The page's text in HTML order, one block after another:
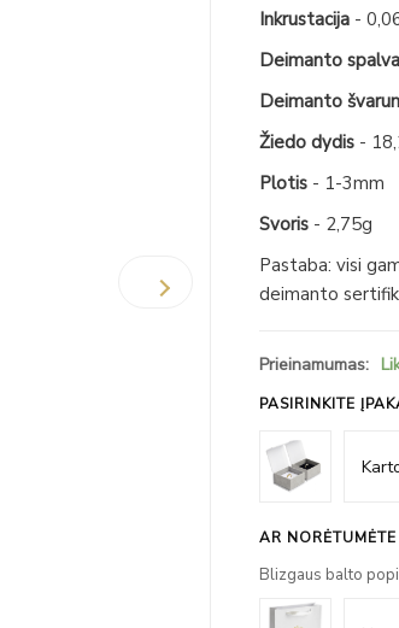
Inkrustacija -
Deimanto spalva
Deimanto
Žiedo dydis -
Plotis - 1-3mm
Svoris - 2,75g
Pastaba: visi
deimanto
Prieinamumas:
PASIRINKITE
AR
Blizgaus balto